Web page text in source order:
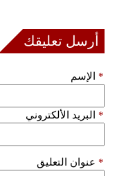
أرسل تعليقك
الإسم *
البريد الألكتروني *
عنوان التعليق *